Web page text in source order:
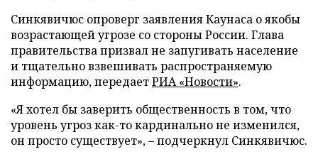
Синкявичюс опроверг заявления Каунаса о якобы
возрастающей угрозе со стороны России. Глава
правительства призвал не запугивать население
и тщательно взвешивать распространяемую
информацию, передаетРИА «Новости».
«Я хотел бы заверить общественность в том, что
уровень угроз как-то кардинально не изменился,
он просто существует», – подчеркнул Синкявичюс.